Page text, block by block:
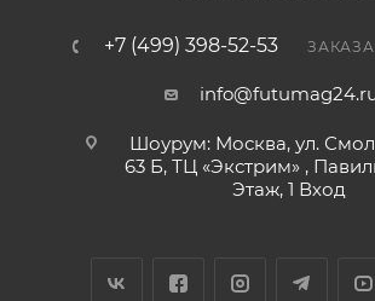
+7 (499) 398-52-53
Шоурум: Москва, ул.
63 Б, ТЦ «Экстрим» ,
Этаж, 1 Вход